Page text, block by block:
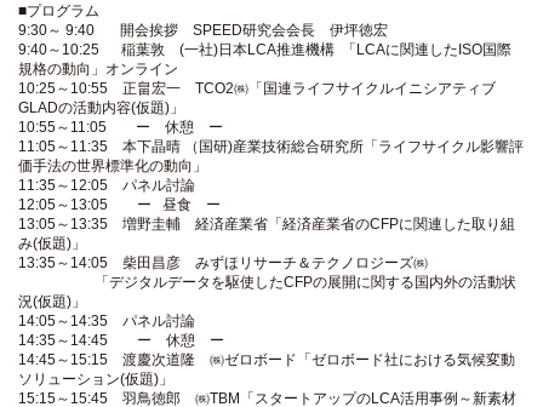
■プログラム
9:30～ 9:40 開会挨拶 SPEED研究会会長 伊坪徳宏
9:40～10:25 稲葉敦 (一社)日本LCA推進機構 「LCAに関連したISO国際
規格の動向」オンライン
10:25～10:55 正畠宏一 TCO2㈱「国連ライフサイクルイニシアティブ
GLADの活動内容(仮題)」
10:55～11:05 ー 休憩 ー
11:05～11:35 本下晶晴 （国研)産業技術総合研究所「ライフサイクル影響評
価手法の世界標準化の動向」
11:35～12:05 パネル討論
12:05～13:05 ー 昼食 ー
13:05～13:35 増野圭輔 経済産業省「経済産業省のCFPに関連した取り組
み(仮題)」
13:35～14:05 柴田昌彦 みずほリサーチ＆テクノロジーズ㈱
「デジタルデータを駆使したCFPの展開に関する国内外の活動状
況(仮題)」
14:05～14:35 パネル討論
14:35～14:45 ー 休憩 ー
14:45～15:15 渡慶次道隆 ㈱ゼロボード「ゼロボード社における気候変動
ソリューション(仮題)」
15:15～15:45 羽鳥徳郎 ㈱TBM「スタートアップのLCA活用事例～新素材